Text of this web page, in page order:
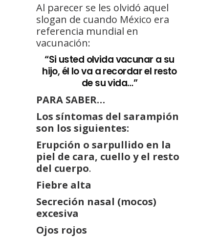
Al parecer se les olvidó aquel
slogan de cuando México era
referencia mundial en
vacunación:
“Si usted olvida vacunar a su
hijo, él lo va a recordar el resto
de su vida…”
PARA SABER…
Los síntomas del sarampión
son los siguientes:
Erupción o sarpullido en la
piel de cara, cuello y el resto
del cuerpo.
Fiebre alta
Secreción nasal (mocos)
excesiva
Ojos rojos